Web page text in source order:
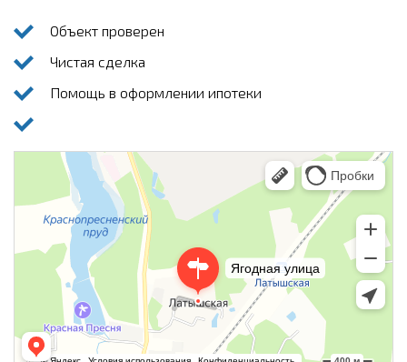
Объект проверен
Чистая сделка
Помощь в оформлении ипотеки